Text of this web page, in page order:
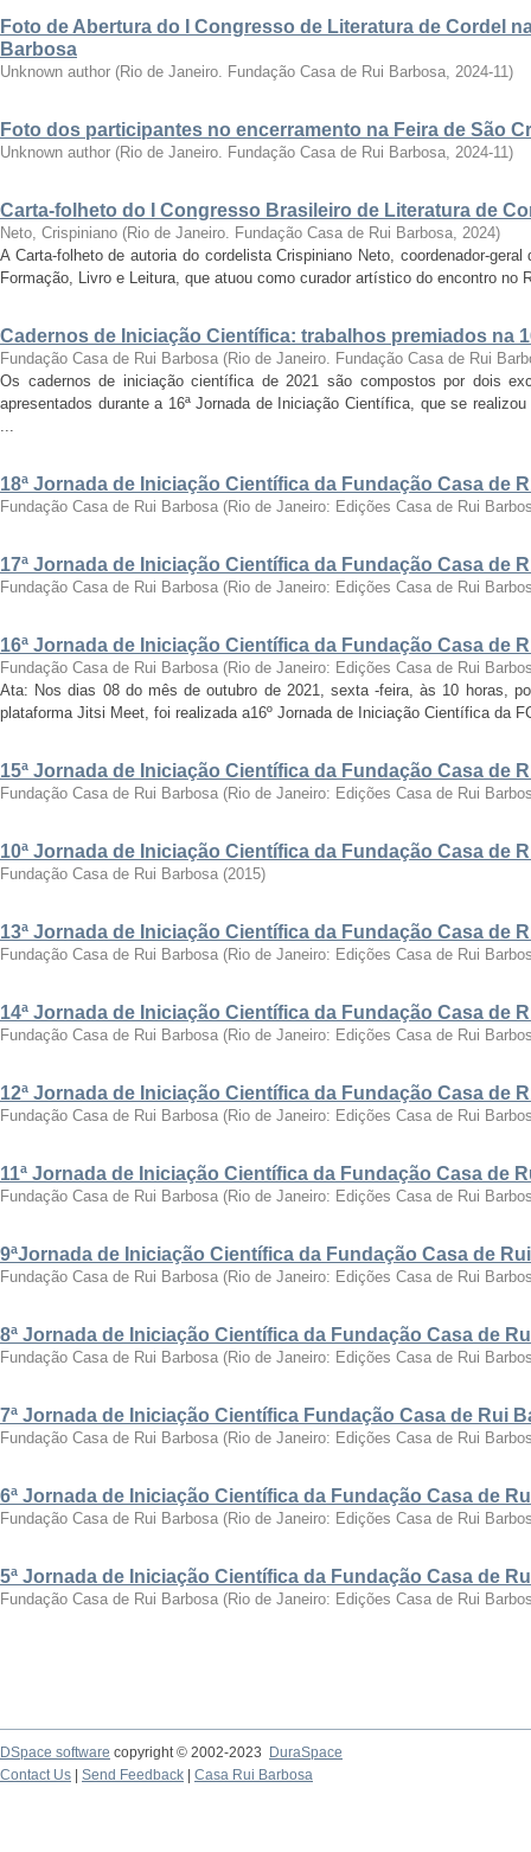
Foto de Abertura do I Congresso de Literatura de Cordel
Barbosa
Unknown author (Rio de Janeiro. Fundação Casa de Rui Barbosa, 2024-11)
Foto dos participantes no encerramento na Feira de São
Unknown author (Rio de Janeiro. Fundação Casa de Rui Barbosa, 2024-11)
Carta-folheto do I Congresso Brasileiro de Literatura de
Neto, Crispiniano (Rio de Janeiro. Fundação Casa de Rui Barbosa, 2024)
A Carta-folheto de autoria do cordelista Crispiniano Neto, coordenador-
Formação, Livro e Leitura, que atuou como curador artístico do encontro no
Cadernos de Iniciação Científica: trabalhos premiados na
Fundação Casa de Rui Barbosa (Rio de Janeiro. Fundação Casa de Rui
Os cadernos de iniciação científica de 2021 são compostos por dois
apresentados durante a 16ª Jornada de Iniciação Científica, que se
...
18ª Jornada de Iniciação Científica da Fundação Casa de
Fundação Casa de Rui Barbosa (Rio de Janeiro: Edições Casa de Rui
17ª Jornada de Iniciação Científica da Fundação Casa de
Fundação Casa de Rui Barbosa (Rio de Janeiro: Edições Casa de Rui
16ª Jornada de Iniciação Científica da Fundação Casa de
Fundação Casa de Rui Barbosa (Rio de Janeiro: Edições Casa de Rui
Ata: Nos dias 08 do mês de outubro de 2021, sexta -feira, às 10 horas,
plataforma Jitsi Meet, foi realizada a16º Jornada de Iniciação Científica da
15ª Jornada de Iniciação Científica da Fundação Casa de
Fundação Casa de Rui Barbosa (Rio de Janeiro: Edições Casa de Rui
10ª Jornada de Iniciação Científica da Fundação Casa de
Fundação Casa de Rui Barbosa (2015)
13ª Jornada de Iniciação Científica da Fundação Casa de
Fundação Casa de Rui Barbosa (Rio de Janeiro: Edições Casa de Rui
14ª Jornada de Iniciação Científica da Fundação Casa de
Fundação Casa de Rui Barbosa (Rio de Janeiro: Edições Casa de Rui
12ª Jornada de Iniciação Científica da Fundação Casa de
Fundação Casa de Rui Barbosa (Rio de Janeiro: Edições Casa de Rui
11ª Jornada de Iniciação Científica da Fundação Casa de
Fundação Casa de Rui Barbosa (Rio de Janeiro: Edições Casa de Rui
9ªJornada de Iniciação Científica da Fundação Casa de
Fundação Casa de Rui Barbosa (Rio de Janeiro: Edições Casa de Rui
8ª Jornada de Iniciação Científica da Fundação Casa de
Fundação Casa de Rui Barbosa (Rio de Janeiro: Edições Casa de Rui
7ª Jornada de Iniciação Científica Fundação Casa de Rui
Fundação Casa de Rui Barbosa (Rio de Janeiro: Edições Casa de Rui
6ª Jornada de Iniciação Científica da Fundação Casa de
Fundação Casa de Rui Barbosa (Rio de Janeiro: Edições Casa de Rui
5ª Jornada de Iniciação Científica da Fundação Casa de
Fundação Casa de Rui Barbosa (Rio de Janeiro: Edições Casa de Rui
DSpace software copyright © 2002-2023
DuraSpace
Contact Us
Send Feedback Casa Rui Barbosa